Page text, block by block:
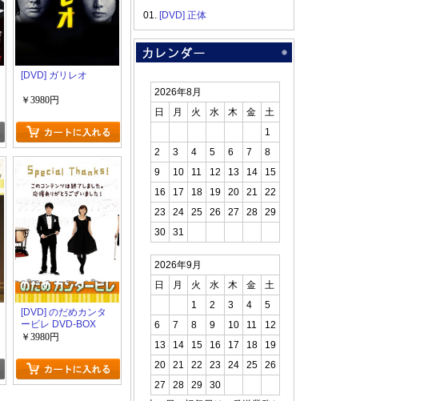
[DVD] ガリレオ
￥3980円
[DVD] のだめカンタ
ービレ DVD-BOX
￥3980円
01. [DVD] 正体
2026年8月
日
月 火 水 木 金
土
1
2
3 4 5 6 7
8
9
10 11 12 13 14
15
16
17 18 19 20 21
22
23
24 25 26 27 28
29
30
31
2026年9月
日
月 火 水 木 金
土
1
2 3 4
5
6
7 8 9 10 11
12
13
14 15 16 17 18
19
20
21 22 23 24 25
26
27
28 29
30